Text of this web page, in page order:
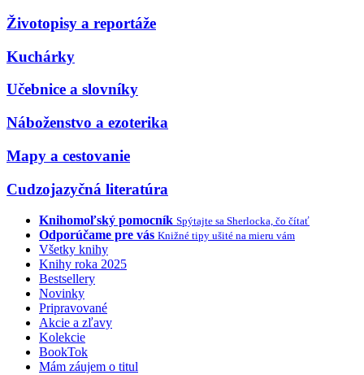
Životopisy a reportáže
Kuchárky
Učebnice a slovníky
Náboženstvo a ezoterika
Mapy a cestovanie
Cudzojazyčná literatúra
Knihomoľský pomocník Spýtajte sa Sherlocka, čo čítať
Odporúčame pre vás Knižné tipy ušité na mieru vám
Všetky knihy
Knihy roka 2025
Bestsellery
Novinky
Pripravované
Akcie a zľavy
Kolekcie
BookTok
Mám záujem o titul